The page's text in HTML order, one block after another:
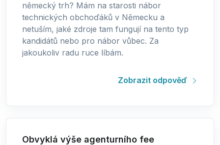
německý trh? Mám na starosti nábor
technických obchoďáků v Německu a
netuším, jaké zdroje tam fungují na tento typ
kandidátů nebo pro nábor vůbec. Za
jakoukoliv radu ruce líbám.
Zobrazit odpověď
Obvyklá výše agenturního fee